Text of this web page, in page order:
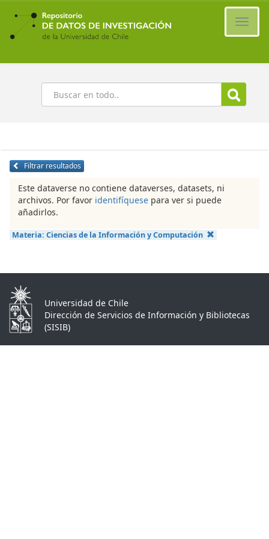
Ir
contenido
principal
Buscar
Filtrar resultados
Este dataverse no contiene dataverses, datasets, ni
archivos. Por favor identifíquese para ver si puede
añadirlos.
Materia: Ciencias de la Información y Computación
Universidad de Chile
Dirección de Servicios de Información y Bibliotecas
(SISIB)